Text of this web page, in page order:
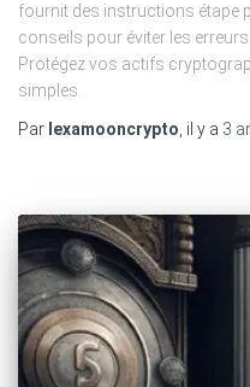
fournit des instructions étape
conseils pour éviter les
Protégez vos actifs
simples.
Par lexamooncrypto, il y a 3